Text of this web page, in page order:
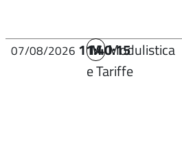
07/08/2026 11:40:15
MModulistica
e Tariffe